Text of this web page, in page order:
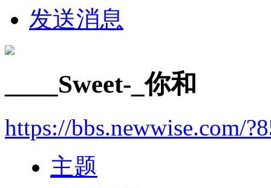
发送消息
____Sweet-_你和
https://bbs.newwise.com/
主题